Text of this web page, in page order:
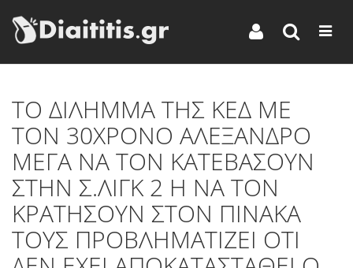
TΟ ΔΙΛΗΜΜΑ ΤΗΣ ΚΕΔ ΜΕ
ΤΟΝ 30ΧΡΟΝΟ ΑΛΕΞΑΝΔΡΟ
ΜΕΓΑ ΝΑ ΤΟΝ ΚΑΤΕΒΑΣΟΥΝ
ΣΤΗΝ Σ.ΛΙΓΚ 2 Η ΝΑ ΤΟΝ
ΚΡΑΤΗΣΟΥΝ ΣΤΟΝ ΠΙΝΑΚΑ
ΤΟΥΣ ΠΡΟΒΛΗΜΑΤΙΖΕΙ ΟΤΙ